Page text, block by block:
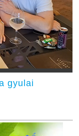
gyulai